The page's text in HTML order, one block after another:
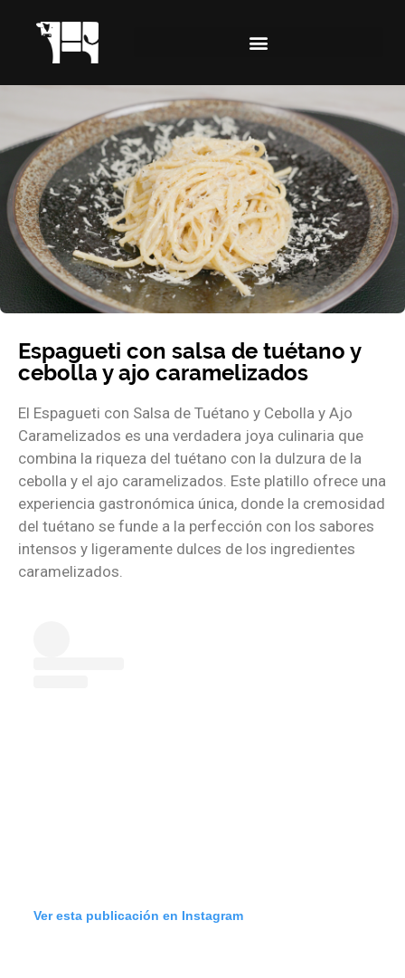
Espagueti con salsa de tuétano y
cebolla y ajo caramelizados
El Espagueti con Salsa de Tuétano y Cebolla y Ajo
Caramelizados es una verdadera joya culinaria que
combina la riqueza del tuétano con la dulzura de la
cebolla y el ajo caramelizados. Este platillo ofrece una
experiencia gastronómica única, donde la cremosidad
del tuétano se funde a la perfección con los sabores
intensos y ligeramente dulces de los ingredientes
caramelizados.
Ver esta publicación en Instagram